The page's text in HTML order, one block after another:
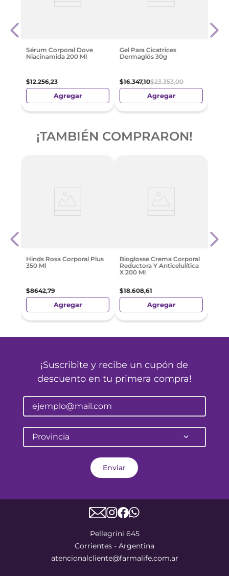
Sérum Corporal Dove
Niacinamida 200 Ml
$12.256,23
Agregar
Gel Para Cicatrices
Dermaglós 30g
$16.347,10$23.353,00
Agregar
¡TAMBIÉN COMPRARON!
Hinds Rosa Corporal Plus
350 Ml
$8642,79
Agregar
Bioglosse Crema Corporal
Reductora Y Anticelulítica
X 200 Ml
$18.608,61
Agregar
Ultra
¡Suscribite y recibe un cupón de
descuento en tu primera compra!
Provincia
Enviar
Pellegrini 645
Corrientes - Argentina
atencionalcliente@farmalife.com.ar